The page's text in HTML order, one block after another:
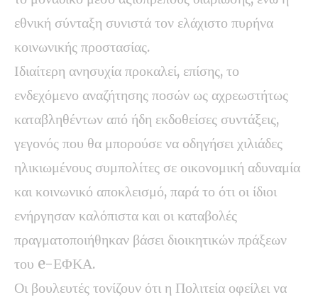
εθνική σύνταξη συνιστά τον ελάχιστο πυρήνα
κοινωνικής προστασίας.
Ιδιαίτερη ανησυχία προκαλεί, επίσης, το
ενδεχόμενο αναζήτησης ποσών ως αχρεωστήτως
καταβληθέντων από ήδη εκδοθείσες συντάξεις,
γεγονός που θα μπορούσε να οδηγήσει χιλιάδες
ηλικιωμένους συμπολίτες σε οικονομική αδυναμία
και κοινωνικό αποκλεισμό, παρά το ότι οι ίδιοι
ενήργησαν καλόπιστα και οι καταβολές
πραγματοποιήθηκαν βάσει διοικητικών πράξεων
του e-ΕΦΚΑ.
Οι βουλευτές τονίζουν ότι η Πολιτεία οφείλει να